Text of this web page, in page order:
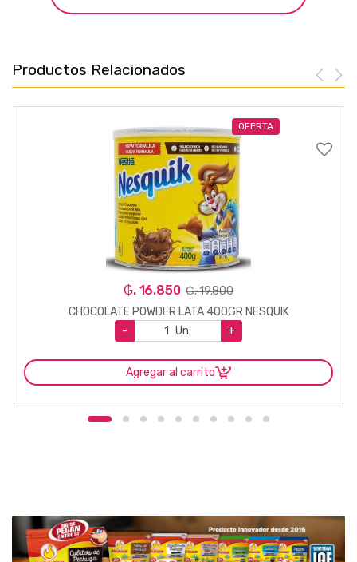
Productos Relacionados
OFERTA
₲. 16.850 ₲. 19.800
CHOCOLATE POWDER LATA 400GR NESQUIK
-
Un. +
Agregar al carrito